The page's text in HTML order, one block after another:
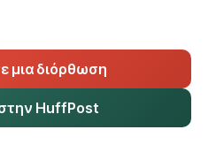
μια διόρθωση
HuffPost